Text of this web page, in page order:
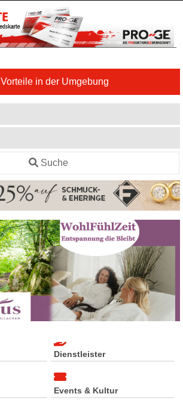
Vorteile in der Umgebung
Suche
Dienstleister
Events & Kultur